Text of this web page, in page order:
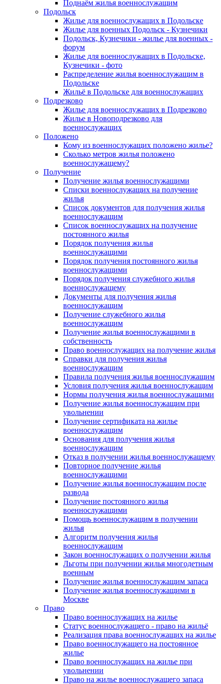
Поднаём жилья военнослужащим
Подольск
Жилье для военнослужащих в Подольске
Жилье для военных Подольск - Кузнечики
Подольск, Кузнечики - жилье для военных -
форум
Жилье для военнослужащих в Подольске,
Кузнечики - фото
Распределение жилья военнослужащим в
Подольске
Жильё в Подольске для военнослужащих
Подрезково
Жилье для военнослужащих в Подрезково
Жилье в Новоподрезково для
военнослужащих
Положено
Кому из военнослужащих положено жилье?
Сколько метров жилья положено
военнослужащему?
Получение
Получение жилья военнослужащими
Списки военнослужащих на получение
жилья
Список документов для получения жилья
военнослужащим
Список военнослужащих на получение
постоянного жилья
Порядок получения жилья
военнослужащими
Порядок получения постоянного жилья
военнослужащими
Порядок получения служебного жилья
военнослужащему
Документы для получения жилья
военнослужащим
Получение служебного жилья
военнослужащим
Получение жилья военнослужащими в
собственность
Право военнослужащих на получение жилья
Справки для получения жилья
военнослужащим
Правила получения жилья военнослужащим
Условия получения жилья военнослужащим
Нормы получения жилья военнослужащими
Получение жилья военнослужащим при
увольнении
Получение сертификата на жилье
военнослужащим
Основания для получения жилья
военнослужащим
Отказ в получении жилья военнослужащему
Повторное получение жилья
военнослужащими
Получение жилья военнослужащим после
развода
Получение постоянного жилья
военнослужащими
Помощь военнослужащим в получении
жилья
Алгоритм получения жилья
военнослужащим
Закон военнослужащих о получении жилья
Льготы при получении жилья многодетным
военным
Получение жилья военнослужащим запаса
Получение жилья военнослужащими в
Москве
Право
Право военнослужащих на жилье
Статус военнослужащего - право на жильё
Реализация права военнослужащих на жилье
Право военнослужащего на постоянное
жилье
Право военнослужащих на жилье при
увольнении
Право на жилье военнослужащего запаса